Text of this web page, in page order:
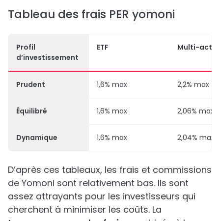
Tableau des frais PER yomoni
Profil
d’investissement
ETF Multi-
Prudent 1,6% max 2,2% max
Équilibré 1,6% max 2,06% max
Dynamique 1,6% max 2,04% max
D’après ces tableaux, les frais et commissions
de Yomoni sont relativement bas. Ils sont
assez attrayants pour les investisseurs qui
cherchent à minimiser les coûts. La